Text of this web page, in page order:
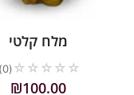
מלח קלטי
☆
☆
☆
(0)
₪100.00